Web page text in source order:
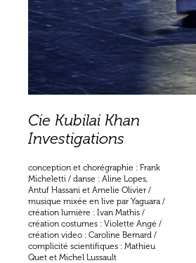
Cie Kubilai Khan
Investigations
conception et chorégraphie : Frank
Micheletti / danse : Aline Lopes,
Antuf Hassani et Amelie Olivier /
musique mixée en live par Yaguara /
création lumière : Ivan Mathis /
création costumes : Violette Angé /
création video : Caroline Bernard /
complicité scientifiques : Mathieu
Quet et Michel Lussault